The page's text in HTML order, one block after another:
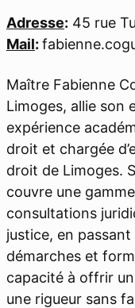
Adresse: 45 rue
Mail:
Maître Fabienne
Limoges, allie son
expérience
droit et chargée
droit de Limoges.
couvre une
consultations
justice, en
démarches et
capacité à offrir
une rigueur sans